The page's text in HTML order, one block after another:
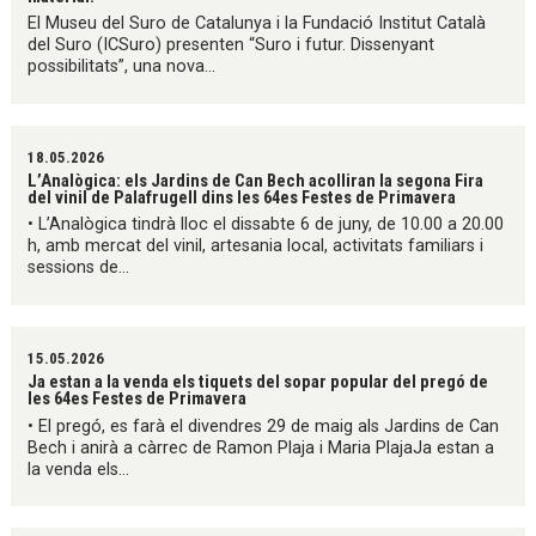
El Museu del Suro de Catalunya i la Fundació Institut Català
del Suro (ICSuro) presenten “Suro i futur. Dissenyant
possibilitats”, una nova...
18.05.2026
L’Analògica: els Jardins de Can Bech acolliran la segona Fira
del vinil de Palafrugell dins les 64es Festes de Primavera
• L’Analògica tindrà lloc el dissabte 6 de juny, de 10.00 a 20.00
h, amb mercat del vinil, artesania local, activitats familiars i
sessions de...
15.05.2026
Ja estan a la venda els tiquets del sopar popular del pregó de
les 64es Festes de Primavera
• El pregó, es farà el divendres 29 de maig als Jardins de Can
Bech i anirà a càrrec de Ramon Plaja i Maria PlajaJa estan a
la venda els...